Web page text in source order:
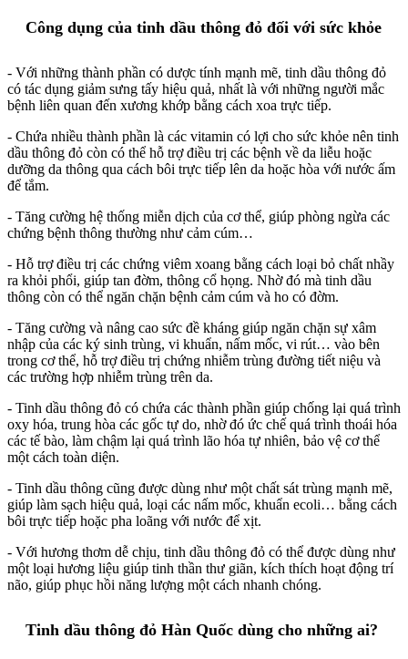
Công dụng của tinh dầu thông đỏ đối với sức khỏe
- Với những thành phần có dược tính mạnh mẽ, tinh dầu thông đỏ
có tác dụng giảm sưng tấy hiệu quả, nhất là với những người mắc
bệnh liên quan đến xương khớp bằng cách xoa trực tiếp.
- Chứa nhiều thành phần là các vitamin có lợi cho sức khỏe nên tinh
dầu thông đỏ còn có thể hỗ trợ điều trị các bệnh về da liễu hoặc
dưỡng da thông qua cách bôi trực tiếp lên da hoặc hòa với nước ấm
để tắm.
- Tăng cường hệ thống miễn dịch của cơ thể, giúp phòng ngừa các
chứng bệnh thông thường như cảm cúm…
- Hỗ trợ điều trị các chứng viêm xoang bằng cách loại bỏ chất nhầy
ra khỏi phổi, giúp tan đờm, thông cổ họng. Nhờ đó mà tinh dầu
thông còn có thể ngăn chặn bệnh cảm cúm và ho có đờm.
- Tăng cường và nâng cao sức đề kháng giúp ngăn chặn sự xâm
nhập của các ký sinh trùng, vi khuẩn, nấm mốc, vi rút… vào bên
trong cơ thể, hỗ trợ điều trị chứng nhiễm trùng đường tiết niệu và
các trường hợp nhiễm trùng trên da.
- Tinh dầu thông đỏ có chứa các thành phần giúp chống lại quá trình
oxy hóa, trung hòa các gốc tự do, nhờ đó ức chế quá trình thoái hóa
các tế bào, làm chậm lại quá trình lão hóa tự nhiên, bảo vệ cơ thể
một cách toàn diện.
- Tinh dầu thông cũng được dùng như một chất sát trùng mạnh mẽ,
giúp làm sạch hiệu quả, loại các nấm mốc, khuẩn ecoli… bằng cách
bôi trực tiếp hoặc pha loãng với nước để xịt.
- Với hương thơm dễ chịu, tinh dầu thông đỏ có thể được dùng như
một loại hương liệu giúp tinh thần thư giãn, kích thích hoạt động trí
não, giúp phục hồi năng lượng một cách nhanh chóng.
Tinh dầu thông đỏ Hàn Quốc dùng cho những ai?